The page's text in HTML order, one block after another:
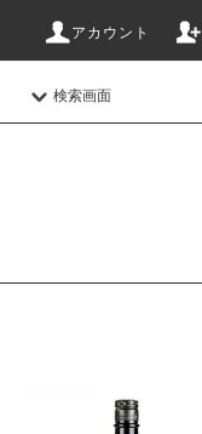
アカウント
検索画面